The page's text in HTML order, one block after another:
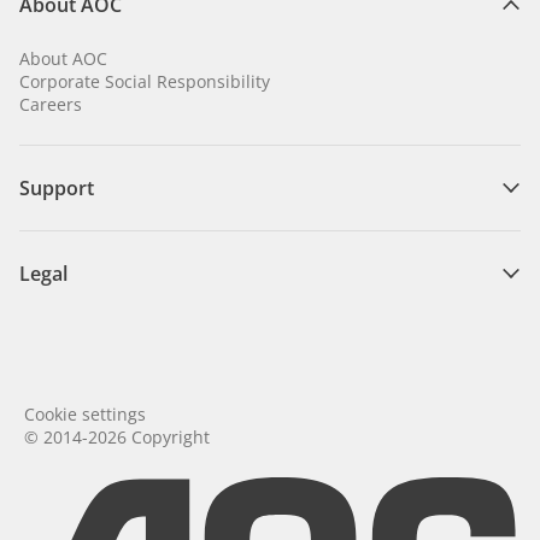
About AOC
Corporate Social Responsibility
Careers
Support
Legal
© 2014-2026 Copyright
Cookie settings